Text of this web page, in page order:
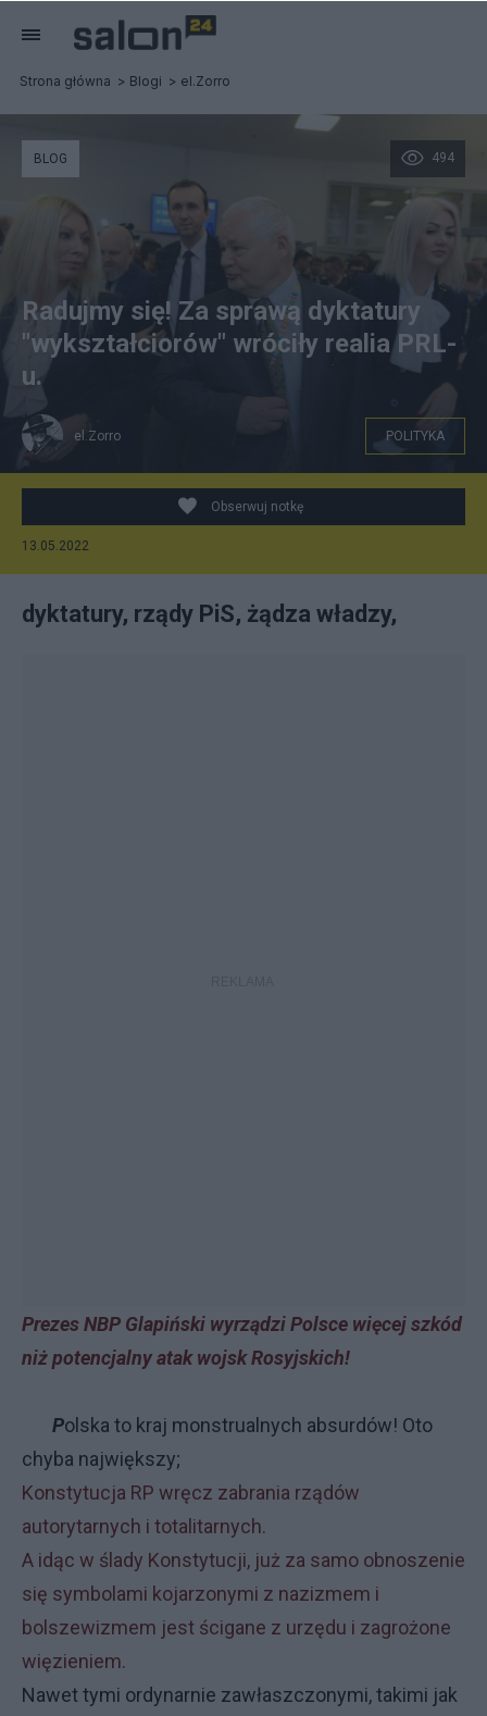
Strona główna Blogi el.Zorro
Bez komentarza. Fot. Google A.I.S.
494
BLOG
Radujmy się! Za sprawą dyktatury
"wykształciorów" wróciły realia PRL-
u.
el.Zorro POLITYKA
Obserwuj notkę
13.05.2022
dyktatury, rządy PiS, żądza władzy,
Prezes NBP Glapiński wyrządzi Polsce więcej szkód
niż potencjalny atak wojsk Rosyjskich!
Polska to kraj monstrualnych absurdów! Oto
chyba największy;
Konstytucja RP wręcz zabrania rządów
autorytarnych i totalitarnych.
A idąc w ślady Konstytucji, już za samo obnoszenie
się symbolami kojarzonymi z nazizmem i
bolszewizmem jest ścigane z urzędu i zagrożone
więzieniem.
Nawet tymi ordynarnie zawłaszczonymi, takimi jak